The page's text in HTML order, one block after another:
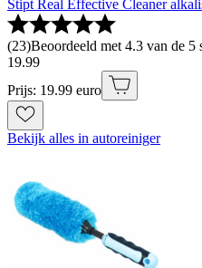
Stipt Real Effective Cleaner
(23)Beoordeeld met 4.3 van de 5
19.99
Prijs: 19.99 euro
Bekijk alles in autoreiniger